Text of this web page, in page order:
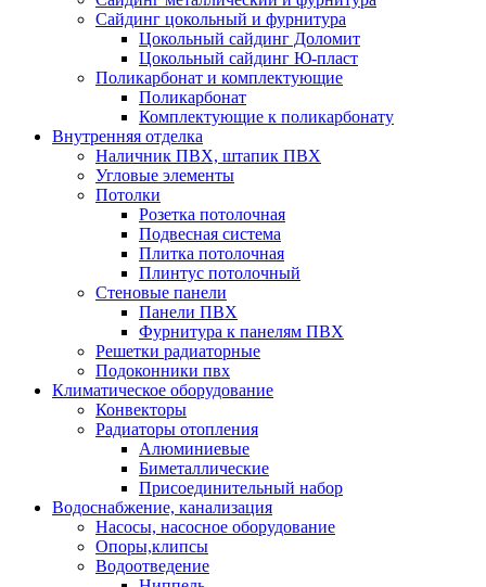
Сайдинг цокольный и фурнитура
Цокольный сайдинг Доломит
Цокольный сайдинг Ю-пласт
Поликарбонат и комплектующие
Поликарбонат
Комплектующие к поликарбонату
Внутренняя отделка
Наличник ПВХ, штапик ПВХ
Угловые элементы
Потолки
Розетка потолочная
Подвесная система
Плитка потолочная
Плинтус потолочный
Стеновые панели
Панели ПВХ
Фурнитура к панелям ПВХ
Решетки радиаторные
Подоконники пвх
Климатическое оборудование
Конвекторы
Радиаторы отопления
Алюминиевые
Биметаллические
Присоединительный набор
Водоснабжение, канализация
Насосы, насосное оборудование
Опоры,клипсы
Водоотведение